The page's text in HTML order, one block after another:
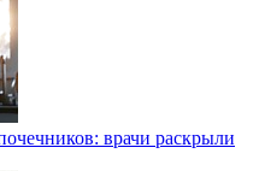
врачи раскрыли